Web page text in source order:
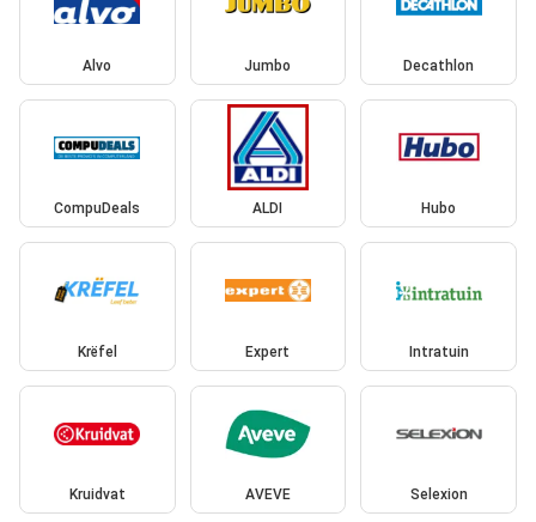
Alvo Jumbo Decathlon
CompuDeals ALDI Hubo
Krëfel Expert Intratuin
Kruidvat AVEVE Selexion